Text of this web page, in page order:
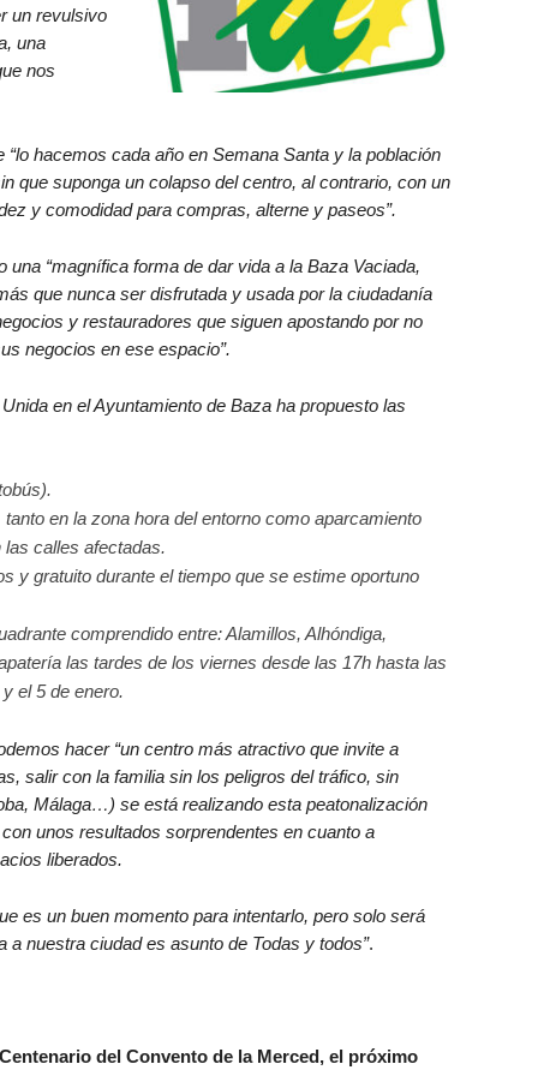
un revulsivo
una
nos
hacemos cada año en Semana Santa y la población
que suponga un colapso del centro, al contrario, con un
y comodidad para compras, alterne y paseos”.
“magnífica forma de dar vida a la Baza Vaciada,
que nunca ser disfrutada y usada por la ciudadanía
y restauradores que siguen apostando por no
negocios en ese espacio”.
en el Ayuntamiento de Baza ha propuesto las
en la zona hora del entorno como aparcamiento
calles afectadas.
y gratuito durante el tiempo que se estime oportuno
comprendido entre: Alamillos, Alhóndiga,
las tardes de los viernes desde las 17h hasta las
el 5 de enero.
hacer “un centro más atractivo que invite a
salir con la familia sin los peligros del tráfico, sin
Málaga…) se está realizando esta peatonalización
unos resultados sorprendentes en cuanto a
liberados.
es un buen momento para intentarlo, pero solo será
nuestra ciudad es asunto de Todas y todos”.
del Convento de la Merced, el próximo